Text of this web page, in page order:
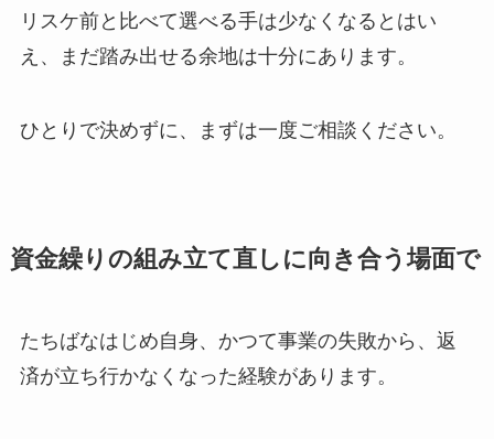
リスケ前と比べて選べる手は少なくなるとはい
え、まだ踏み出せる余地は十分にあります。
ひとりで決めずに、まずは一度ご相談ください。
資金繰りの組み立て直しに向き合う場面で
たちばなはじめ自身、かつて事業の失敗から、返
済が立ち行かなくなった経験があります。